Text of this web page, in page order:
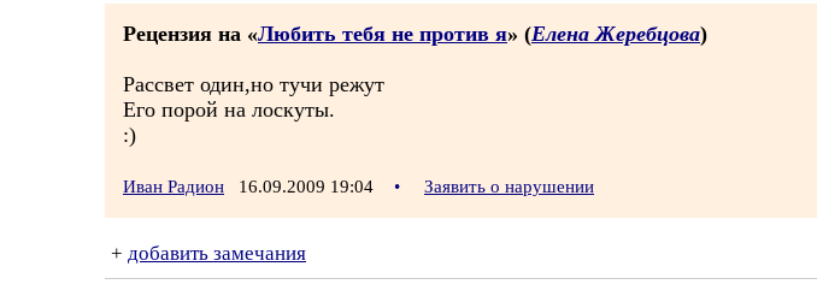
Рецензия на «Любить тебя не против я» (Елена Жеребцова)
Рассвет один,но тучи режут
Его порой на лоскуты.
:)
Иван Радион 16.09.2009 19:04 • Заявить о нарушении
+ добавить замечания